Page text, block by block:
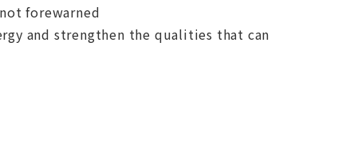
forewarned
and strengthen the qualities that can